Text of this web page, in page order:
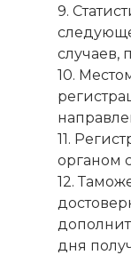
9.
случаев,
10.
11.
органом
12.
дня